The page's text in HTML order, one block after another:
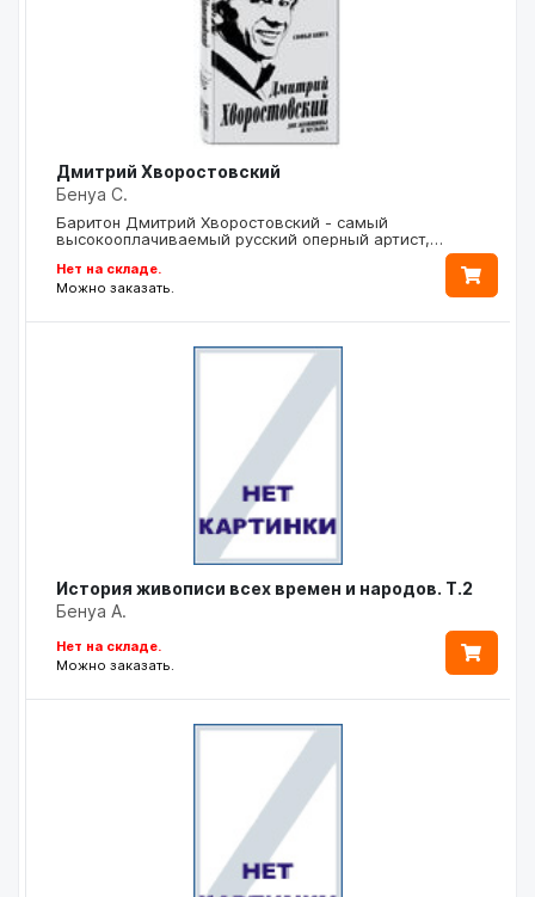
Дмитрий Хворостовский
Бенуа С.
Баритон Дмитрий Хворостовский - самый
высокооплачиваемый русский оперный артист,…
Нет на складе.
Можно заказать.
История живописи всех времен и народов. Т.2
Бенуа А.
Нет на складе.
Можно заказать.